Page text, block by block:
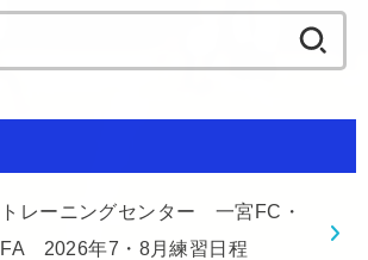
for:
トレーニングセンター 一宮FC・
FA 2026年7・8月練習日程